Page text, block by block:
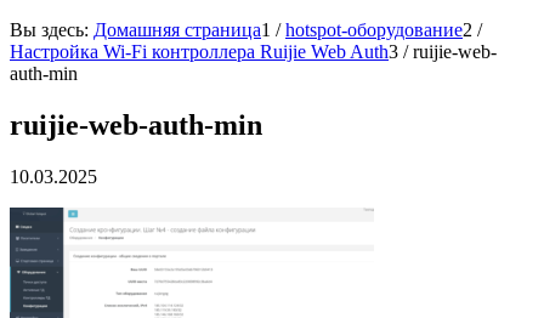
Вы здесь: Домашняя страница1 / hotspot-оборудование2 /
Настройка Wi-Fi контроллера Ruijie Web Auth3 / ruijie-web-
auth-min
ruijie-web-auth-min
10.03.2025